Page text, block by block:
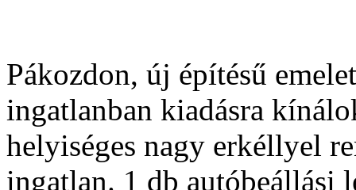
Pákozdon, új építésű
ingatlanban kiadásra
helyiséges nagy erkéllyel
ingatlan. 1 db autóbeállási